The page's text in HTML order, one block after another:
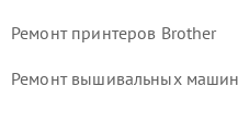
Ремонт принтеров Brother
Ремонт вышивальных